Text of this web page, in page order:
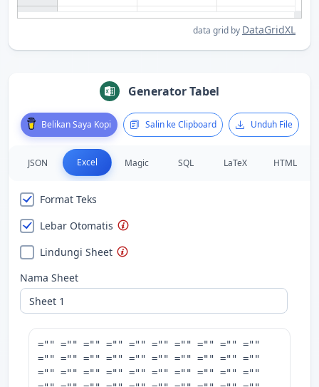
data grid by DataGridXL
Generator Tabel
Belikan Saya Kopi Salin ke Clipboard Unduh File
JSON Excel Magic SQL LaTeX HTML
Format Teks
Lebar Otomatis
Lindungi Sheet
Nama Sheet